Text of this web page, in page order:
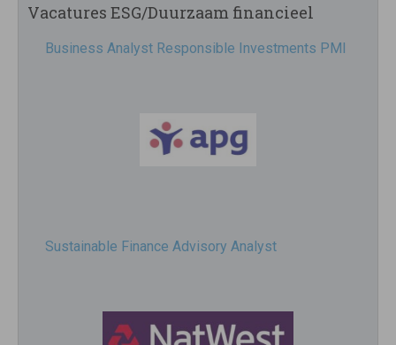
Vacatures ESG/Duurzaam financieel
Business Analyst Responsible Investments PMI
Sustainable Finance Advisory Analyst